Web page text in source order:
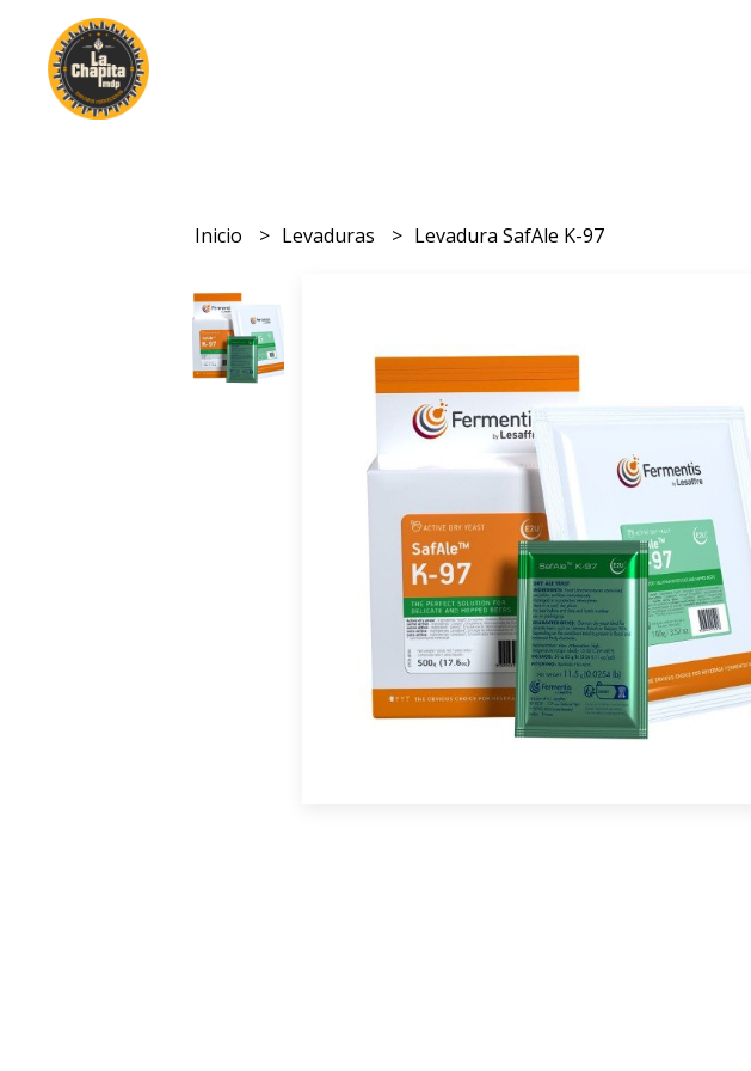
Inicio Levaduras Levadura SafAle K-97